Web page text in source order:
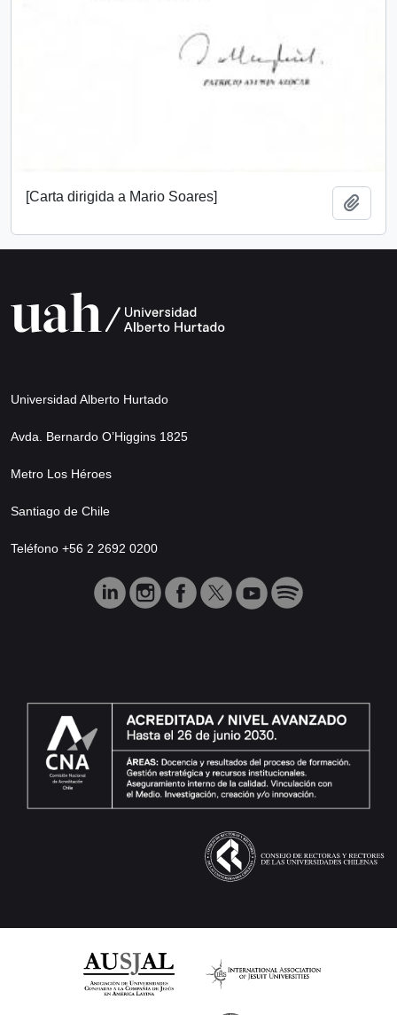
[Carta dirigida a Mario Soares]
Universidad Alberto Hurtado
Avda. Bernardo O’Higgins 1825
Metro Los Héroes
Santiago de Chile
Teléfono +56 2 2692 0200